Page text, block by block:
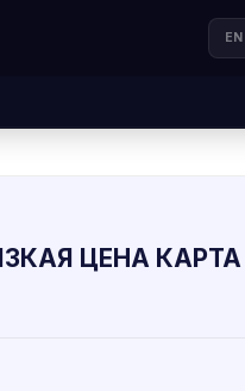
EN
ЦЕНА КАРТА